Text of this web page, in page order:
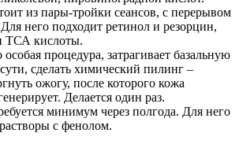
из пары-тройки сеансов, с перерывом
него подходит ретинол и резорцин,
ТСА кислоты.
процедура, затрагивает базальную
сделать химический пилинг –
ожогу, после которого кожа
Делается один раз.
минимум через полгода. Для него
с фенолом.